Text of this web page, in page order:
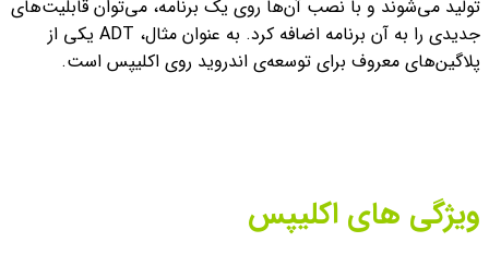
تولید می‌شوند و با نصب آن‌ها روی یک برنامه، می‌توان قابلیت‌های
جدیدی را به آن برنامه اضافه کرد. به عنوان مثال، ADT یکی از
پلاگین‌های معروف برای توسعه‌ی اندروید روی اکلیپس است.
ویژگی های اکلیپس